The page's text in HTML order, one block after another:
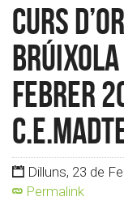
Curs
brúixola
febrer
Dilluns, 23 de
Permalink